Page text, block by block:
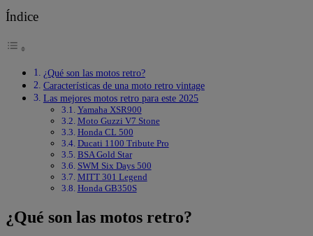
Índice
¿Qué son las motos retro?
Características de una moto retro vintage
Las mejores motos retro para este 2025
Yamaha XSR900
Moto Guzzi V7 Stone
Honda CL 500
Ducati 1100 Tribute Pro
BSA Gold Star
SWM Six Days 500
MITT 301 Legend
Honda GB350S
¿Qué son las motos retro?